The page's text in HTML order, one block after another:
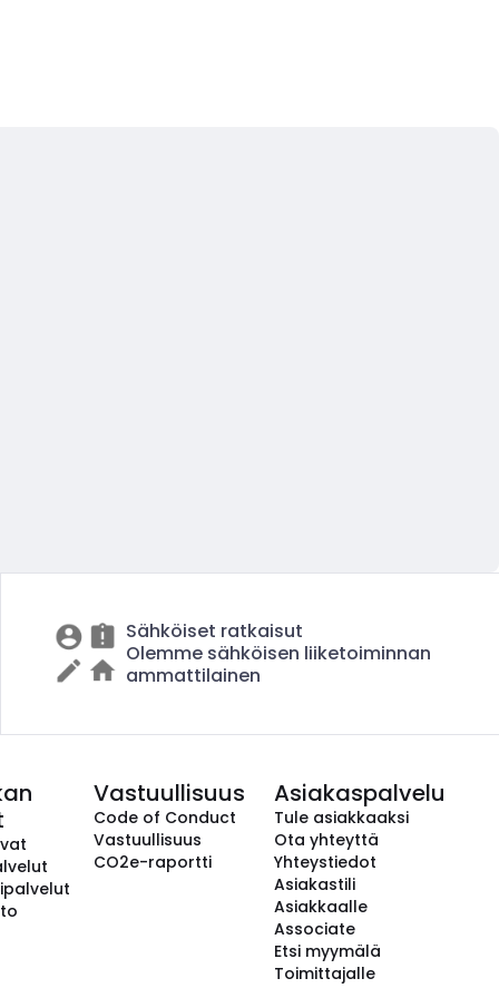
Sähköiset ratkaisut
Olemme sähköisen liiketoiminnan
ammattilainen
Vastuullisuus
Code of Conduct
Vastuullisuus
CO2e-raportti
Asiakaspalvelu
Tule asiakkaaksi
Ota yhteyttä
Yhteystiedot
Asiakastili
Asiakkaalle
Associate
Etsi myymälä
Toimittajalle